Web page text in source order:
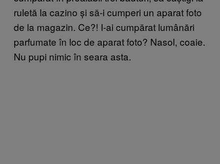
ruletă la cazino și să-i cumperi un aparat foto
de la magazin. Ce?! I-ai cumpărat lumânări
parfumate în loc de aparat foto? Nasol, coaie.
Nu pupi nimic în seara asta.